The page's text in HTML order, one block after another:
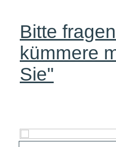
Bitte
kümmere
Sie"